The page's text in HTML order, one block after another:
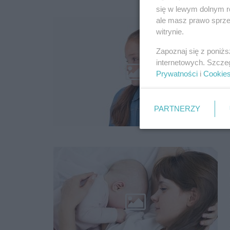
się w lewym dolnym
ale masz prawo
witrynie.
Zapoznaj się z
internetowych.
Prywatności i Cookies
PARTNERZY